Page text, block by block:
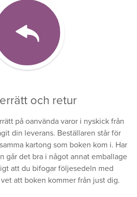
och retur
på oanvända varor i nyskick från
din leverans. Beställaren står för
kartong som boken kom i. Har
går det bra i något annat emballage
att du bifogar följesedeln med
att boken kommer från just dig.